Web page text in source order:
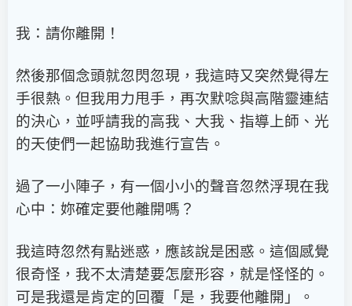
我：請你離開！
然後那個念頭就忽閃忽現，我這時又突然覺得左
手很熱。但我用力甩手，再次默唸與高階靈連結
的決心，並呼請我的高我、大我、指導上師、光
的天使們一起協助我進行宣告。
過了一小陣子，有一個小小的聲音忽然浮現在我
心中：妳確定要他離開嗎？
我這時忽然有點迷惑，應該說是困惑。這個感覺
很奇怪，我不太清楚要怎麼形容，就是怪怪的。
可是我還是肯定的回覆「是，我要他離開」。